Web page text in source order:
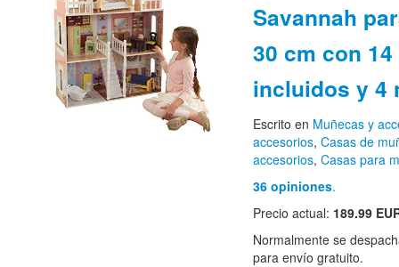
Savannah
30 cm con
incluidos y 4
Escrito en Muñecas y
accesorios, Casas de
accesorios, Casas para
36 opiniones.
Precio actual: 189.99
Normalmente se
para envío gratuito.